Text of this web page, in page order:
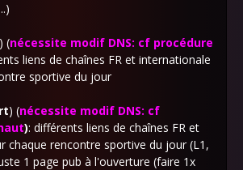
) (nécessite modif DNS: cf procédure
liens de chaînes FR et internationale
sportive du jour
) (nécessite modif DNS: cf
): différents liens de chaînes FR et
chaque rencontre sportive du jour (L1,
1 page pub à l'ouverture (faire 1x